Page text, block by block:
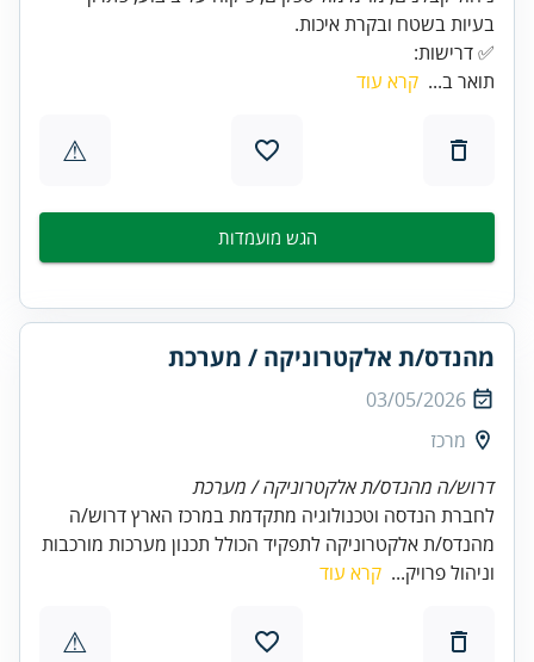
✅ דרישות:
תואר ב... קרא עוד
⚠
הגש מועמדות
מהנדס/ת אלקטרוניקה / מערכת
03/05/2026
מרכז
דרוש/ה מהנדס/ת אלקטרוניקה / מערכת
לחברת הנדסה וטכנולוגיה מתקדמת במרכז הארץ דרוש/ה
מהנדס/ת אלקטרוניקה לתפקיד הכולל תכנון מערכות מורכבות
וניהול פרויק... קרא עוד
⚠